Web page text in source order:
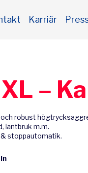
Karriär
–
robust
lantbruk m.m.
stoppautomatik.